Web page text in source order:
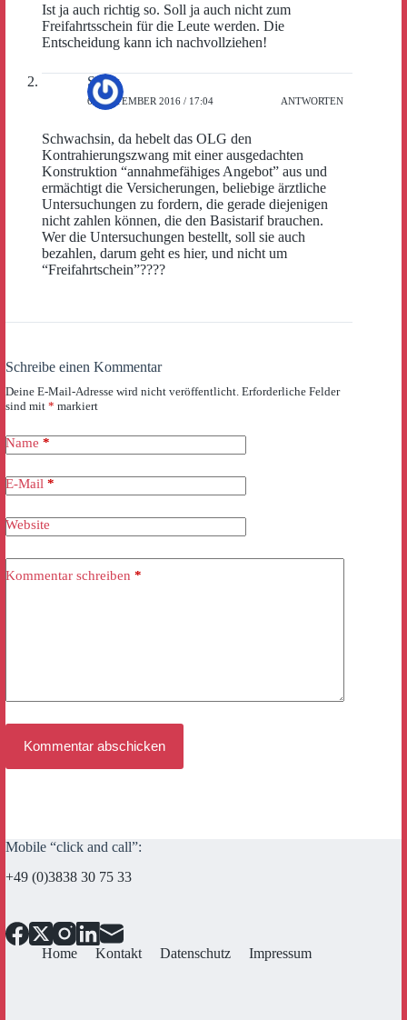
Ist ja auch richtig so. Soll ja auch nicht zum
Freifahrtsschein für die Leute werden. Die
Entscheidung kann ich nachvollziehen!
Sheik
6. SEPTEMBER 2016 / 17:04 ANTWORTEN
Schwachsin, da hebelt das OLG den
Kontrahierungszwang mit einer ausgedachten
Konstruktion “annahmefähiges Angebot” aus und
ermächtigt die Versicherungen, beliebige ärztliche
Untersuchungen zu fordern, die gerade diejenigen
nicht zahlen können, die den Basistarif brauchen.
Wer die Untersuchungen bestellt, soll sie auch
bezahlen, darum geht es hier, und nicht um
“Freifahrtschein”????
Schreibe einen Kommentar
Deine E-Mail-Adresse wird nicht veröffentlicht. Erforderliche Felder
sind mit * markiert
Name *
E-Mail *
Website
Kommentar schreiben *
Kommentar abschicken
Mobile “click and call”:
+49 (0)3838 30 75 33
Home Kontakt Datenschutz Impressum